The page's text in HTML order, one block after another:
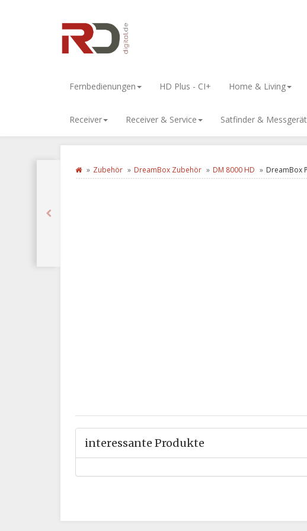
Fernbedienungen HD Plus - CI+ Home & Living
Receiver Receiver & Service Satfinder &
Zubehör DreamBox Zubehör DM 8000 HD DreamBox
interessante Produkte